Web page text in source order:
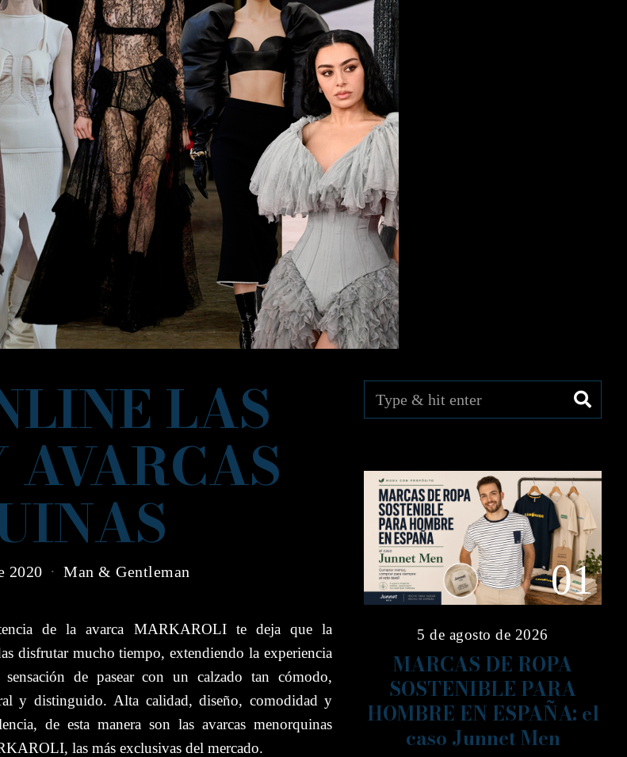
LAS
2020 Man & Gentleman
de la avarca MARKAROLI te deja que la
disfrutar mucho tiempo, extendiendo la experiencia
de pasear con un calzado tan cómodo,
y distinguido. Alta calidad, diseño, comodidad y
de esta manera son las avarcas menorquinas
las más exclusivas del mercado.
01
5 de agosto de 2026
MARCAS DE ROPA
SOSTENIBLE PARA
HOMBRE EN ESPAÑA: el
caso Junnet Men